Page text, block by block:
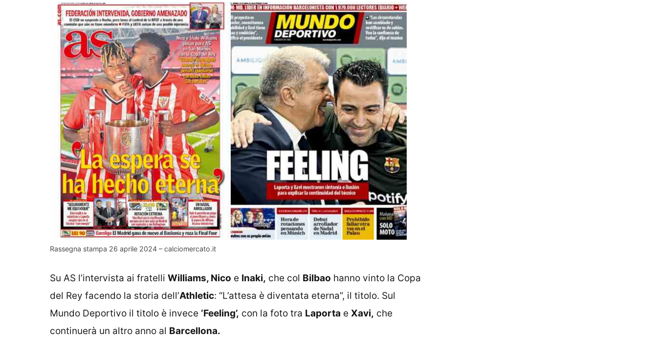
Rassegna stampa 26 aprile 2024 – calciomercato.it
Su AS l’intervista ai fratelli Williams, Nico e Inaki, che col Bilbao hanno vinto la Copa
del Rey facendo la storia dell’Athletic: “L’attesa è diventata eterna”, il titolo. Sul
Mundo Deportivo il titolo è invece ‘Feeling’, con la foto tra Laporta e Xavi, che
continuerà un altro anno al Barcellona.